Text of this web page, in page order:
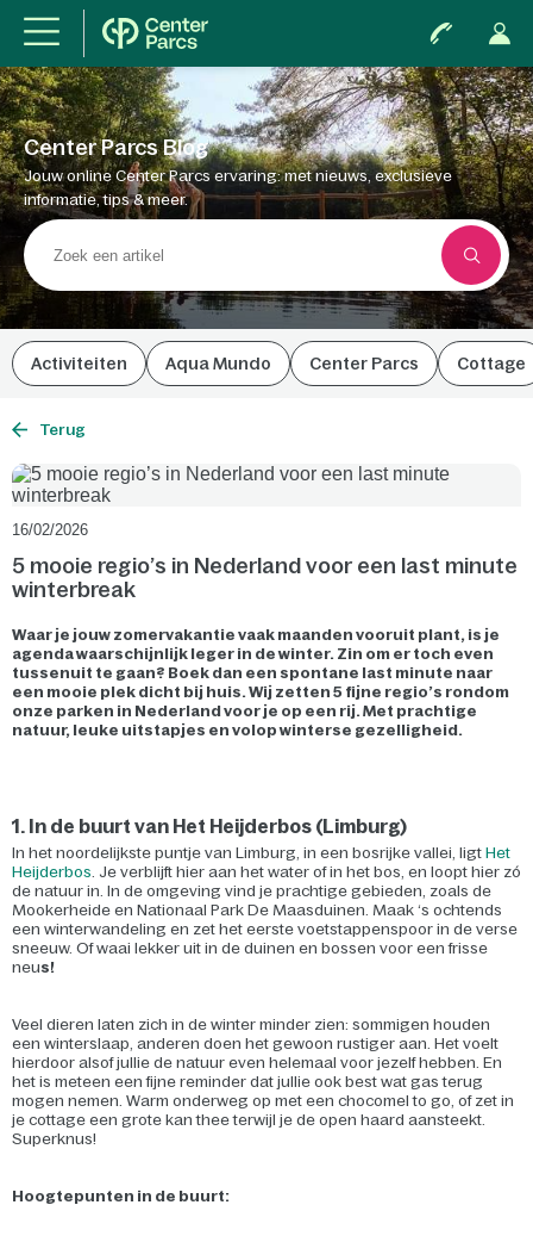
Center Parcs Blog
Jouw online Center Parcs ervaring: met nieuws, exclusieve
informatie, tips & meer.
Activiteiten Aqua Mundo Center Parcs Cottage
Terug
16/02/2026
5 mooie regio’s in Nederland voor een last minute
winterbreak
Waar je jouw zomervakantie vaak maanden vooruit plant, is je
agenda waarschijnlijk leger in de winter. Zin om er toch even
tussenuit te gaan? Boek dan een spontane last minute naar
een mooie plek dicht bij huis. Wij zetten 5 fijne regio’s rondom
onze parken in Nederland voor je op een rij. Met prachtige
natuur, leuke uitstapjes en volop winterse gezelligheid.
1. In de buurt van Het Heijderbos (Limburg)
In het noordelijkste puntje van Limburg, in een bosrijke vallei, ligt Het
Heijderbos. Je verblijft hier aan het water of in het bos, en loopt hier zó
de natuur in. In de omgeving vind je prachtige gebieden, zoals de
Mookerheide en Nationaal Park De Maasduinen. Maak ‘s ochtends
een winterwandeling en zet het eerste voetstappenspoor in de verse
sneeuw. Of waai lekker uit in de duinen en bossen voor een frisse
neus!
Veel dieren laten zich in de winter minder zien: sommigen houden
een winterslaap, anderen doen het gewoon rustiger aan. Het voelt
hierdoor alsof jullie de natuur even helemaal voor jezelf hebben. En
het is meteen een fijne reminder dat jullie ook best wat gas terug
mogen nemen. Warm onderweg op met een chocomel to go, of zet in
je cottage een grote kan thee terwijl je de open haard aansteekt.
Superknus!
Hoogtepunten in de buurt: